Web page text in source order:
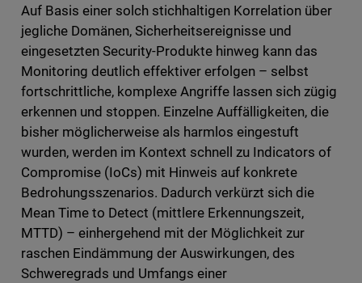
Auf Basis einer solch stichhaltigen Korrelation über
jegliche Domänen, Sicherheitsereignisse und
eingesetzten Security-Produkte hinweg kann das
Monitoring deutlich effektiver erfolgen – selbst
fortschrittliche, komplexe Angriffe lassen sich zügig
erkennen und stoppen. Einzelne Auffälligkeiten, die
bisher möglicherweise als harmlos eingestuft
wurden, werden im Kontext schnell zu Indicators of
Compromise (IoCs) mit Hinweis auf konkrete
Bedrohungsszenarios. Dadurch verkürzt sich die
Mean Time to Detect (mittlere Erkennungszeit,
MTTD) – einhergehend mit der Möglichkeit zur
raschen Eindämmung der Auswirkungen, des
Schweregrads und Umfangs einer